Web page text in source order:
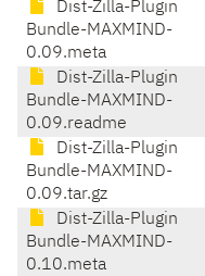
Dist-Zilla-Plugin
Bundle-MAXMIND-
0.09.meta
Dist-Zilla-Plugin
Bundle-MAXMIND-
0.09.readme
Dist-Zilla-Plugin
Bundle-MAXMIND-
0.09.tar.gz
Dist-Zilla-Plugin
Bundle-MAXMIND-
0.10.meta